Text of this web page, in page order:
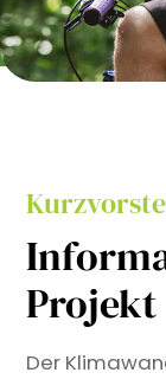
Projekt
Der